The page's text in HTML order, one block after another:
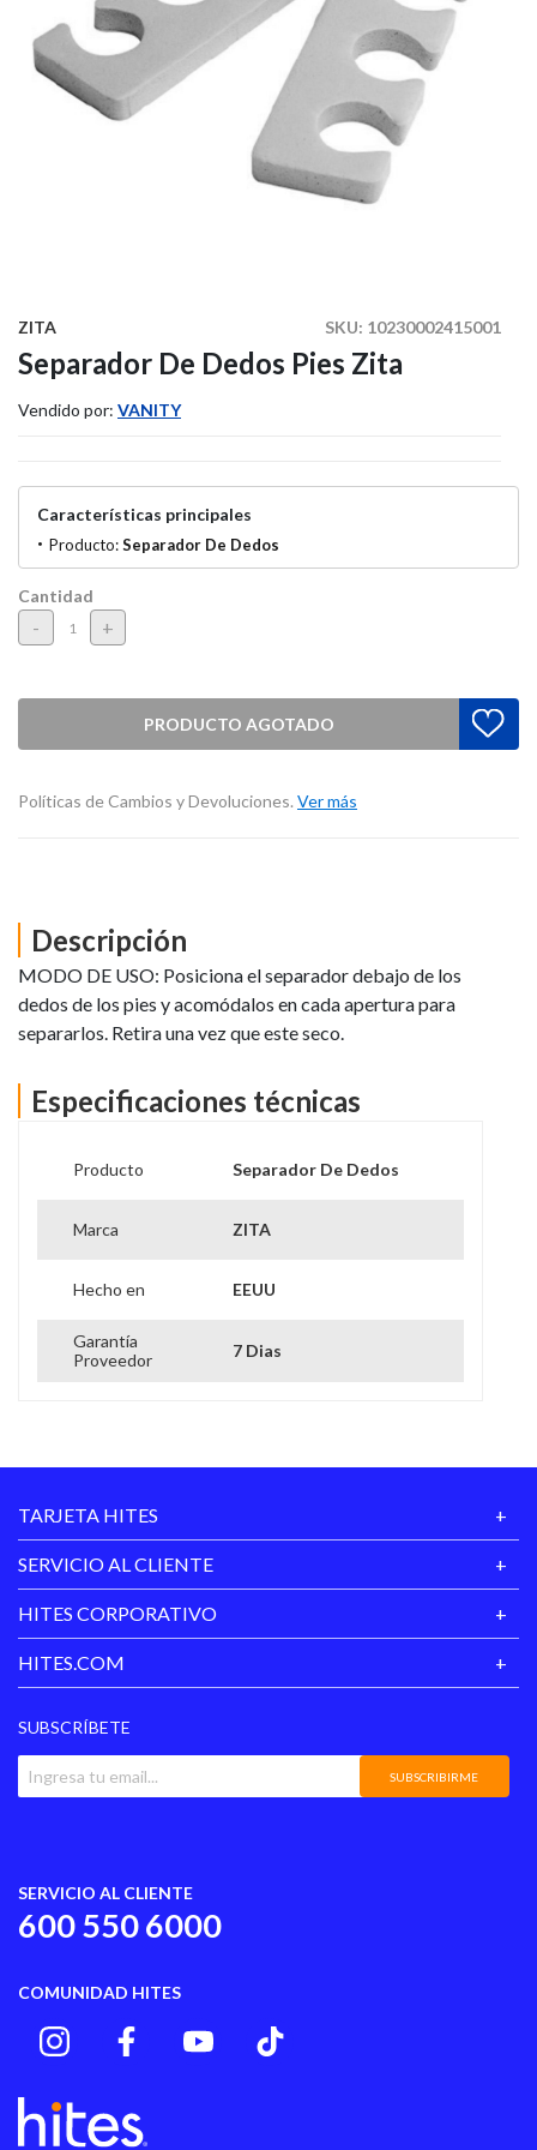
SKU: 10230002415001
ZITA
Separador De Dedos Pies Zita
Vendido por: VANITY
Características principales
Producto:Separador De Dedos
Cantidad
- +
PRODUCTO AGOTADO
Políticas de Cambios y Devoluciones. Ver más
Descripción
MODO DE USO: Posiciona el separador debajo de los
dedos de los pies y acomódalos en cada apertura para
separarlos. Retira una vez que este seco.
Especificaciones técnicas
Producto Separador De Dedos
Marca ZITA
Hecho en EEUU
Garantía
Proveedor
7 Dias
TARJETA HITES
SERVICIO AL CLIENTE
HITES CORPORATIVO
HITES.COM
SUBSCRÍBETE
SUBSCRIBIRME
SERVICIO AL CLIENTE
600 550 6000
COMUNIDAD HITES